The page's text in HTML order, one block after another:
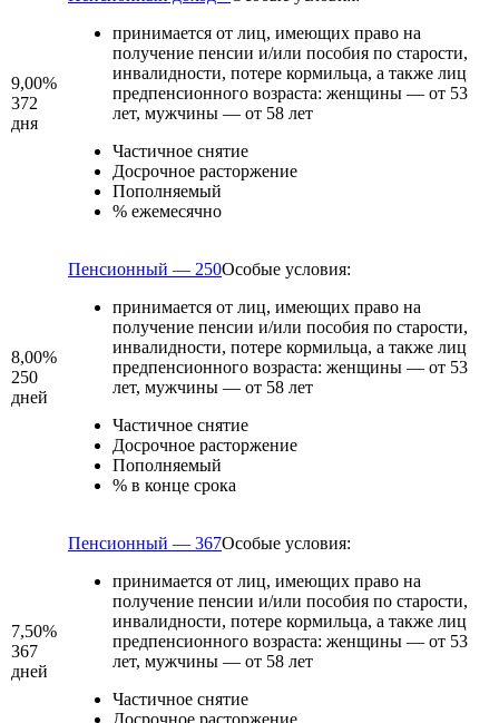
9,00%
372
дня
принимается от лиц, имеющих право на
получение пенсии и/или пособия по старости,
инвалидности, потере кормильца, а также лиц
предпенсионного возраста: женщины — от 53
лет, мужчины — от 58 лет
Частичное снятие
Досрочное расторжение
Пополняемый
% ежемесячно
8,00%
250
дней
Пенсионный — 250Особые условия:
принимается от лиц, имеющих право на
получение пенсии и/или пособия по старости,
инвалидности, потере кормильца, а также лиц
предпенсионного возраста: женщины — от 53
лет, мужчины — от 58 лет
Частичное снятие
Досрочное расторжение
Пополняемый
% в конце срока
7,50%
367
дней
Пенсионный — 367Особые условия:
принимается от лиц, имеющих право на
получение пенсии и/или пособия по старости,
инвалидности, потере кормильца, а также лиц
предпенсионного возраста: женщины — от 53
лет, мужчины — от 58 лет
Частичное снятие
Досрочное расторжение